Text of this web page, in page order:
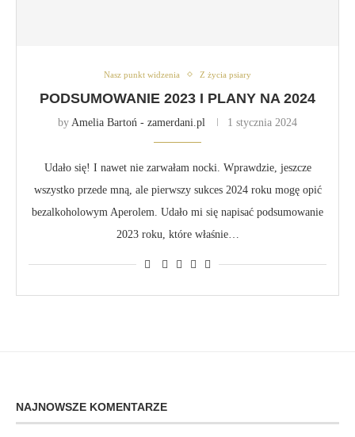
Nasz punkt widzenia Z życia psiary
PODSUMOWANIE 2023 I PLANY NA 2024
by Amelia Bartoń - zamerdani.pl 1 stycznia 2024
Udało się! I nawet nie zarwałam nocki. Wprawdzie, jeszcze
wszystko przede mną, ale pierwszy sukces 2024 roku mogę opić
bezalkoholowym Aperolem. Udało mi się napisać podsumowanie
2023 roku, które właśnie…
NAJNOWSZE KOMENTARZE